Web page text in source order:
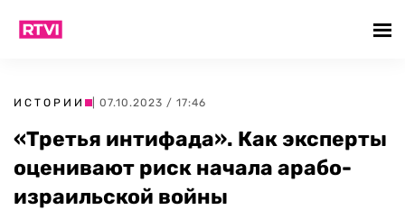
ИСТОРИИ | 07.10.2023 / 17:46
«Третья интифада». Как эксперты
оценивают риск начала арабо-
израильской войны